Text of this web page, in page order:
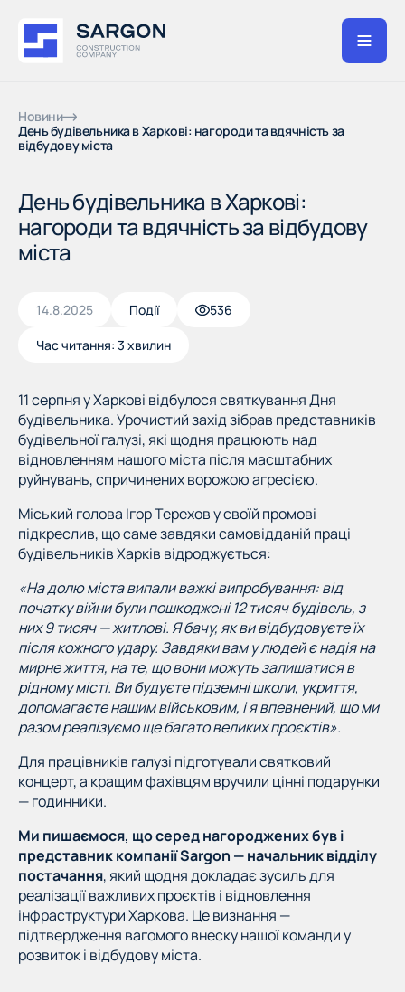
Новини
День будівельника в Харкові: нагороди та вдячність за
відбудову міста
День будівельника в Харкові:
нагороди та вдячність за відбудову
міста
14.8.2025 Події 536
Час читання: 3 хвилин
11 серпня у Харкові відбулося святкування Дня
будівельника. Урочистий захід зібрав представників
будівельної галузі, які щодня працюють над
відновленням нашого міста після масштабних
руйнувань, спричинених ворожою агресією.
Міський голова Ігор Терехов у своїй промові
підкреслив, що саме завдяки самовідданій праці
будівельників Харків відроджується:
«На долю міста випали важкі випробування: від
початку війни були пошкоджені 12 тисяч будівель, з
них 9 тисяч — житлові. Я бачу, як ви відбудовуєте їх
після кожного удару. Завдяки вам у людей є надія на
мирне життя, на те, що вони можуть залишатися в
рідному місті. Ви будуєте підземні школи, укриття,
допомагаєте нашим військовим, і я впевнений, що ми
разом реалізуємо ще багато великих проєктів».
Для працівників галузі підготували святковий
концерт, а кращим фахівцям вручили цінні подарунки
— годинники.
Ми пишаємося, що серед нагороджених був і
представник компанії Sargon — начальник відділу
постачання, який щодня докладає зусиль для
реалізації важливих проєктів і відновлення
інфраструктури Харкова. Це визнання —
підтвердження вагомого внеску нашої команди у
розвиток і відбудову міста.